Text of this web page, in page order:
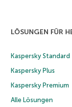
LÖSUNGEN FÜR
Kaspersky Standard
Kaspersky Plus
Kaspersky Premium
Alle Lösungen